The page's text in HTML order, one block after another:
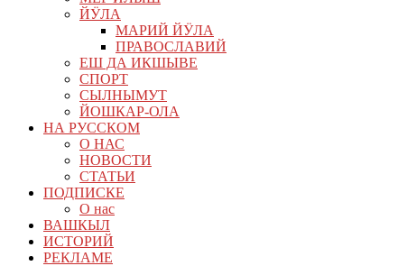
ЙӰЛА
МАРИЙ ЙӰЛА
ПРАВОСЛАВИЙ
ЕШ ДА ИКШЫВЕ
СПОРТ
СЫЛНЫМУТ
ЙОШКАР-ОЛА
НА РУССКОМ
О НАС
НОВОСТИ
СТАТЬИ
ПОДПИСКЕ
О нас
ВАШКЫЛ
ИСТОРИЙ
РЕКЛАМЕ